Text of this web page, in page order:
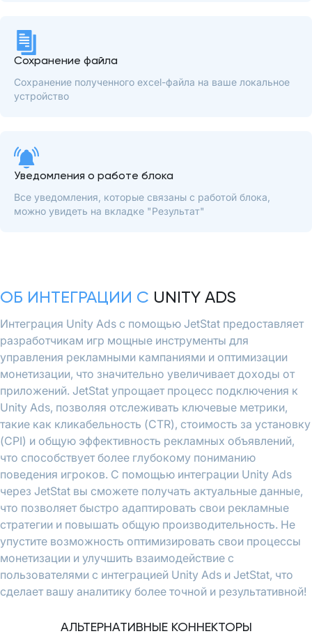
Сохранение файла
Сохранение полученного excel-файла на ваше локальное
устройство
Уведомления о работе блока
Все уведомления, которые связаны с работой блока,
можно увидеть на вкладке "Результат"
ОБ ИНТЕГРАЦИИ С UNITY ADS
Интеграция Unity Ads с помощью JetStat предоставляет
разработчикам игр мощные инструменты для
управления рекламными кампаниями и оптимизации
монетизации, что значительно увеличивает доходы от
приложений. JetStat упрощает процесс подключения к
Unity Ads, позволяя отслеживать ключевые метрики,
такие как кликабельность (CTR), стоимость за установку
(CPI) и общую эффективность рекламных объявлений,
что способствует более глубокому пониманию
поведения игроков. С помощью интеграции Unity Ads
через JetStat вы сможете получать актуальные данные,
что позволяет быстро адаптировать свои рекламные
стратегии и повышать общую производительность. Не
упустите возможность оптимизировать свои процессы
монетизации и улучшить взаимодействие с
пользователями с интеграцией Unity Ads и JetStat, что
сделает вашу аналитику более точной и результативной!
АЛЬТЕРНАТИВНЫЕ КОННЕКТОРЫ